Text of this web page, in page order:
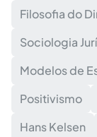
Filosofia do
Sociologia
Modelos de
Positivismo
Hans Kelsen